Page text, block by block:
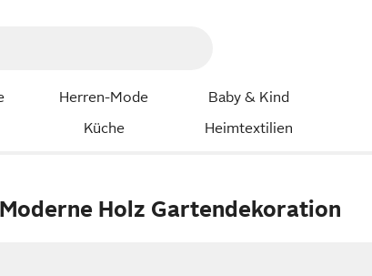
Herren-Mode Baby & Kind
Küche Heimtextilien
Moderne Holz Gartendekoration